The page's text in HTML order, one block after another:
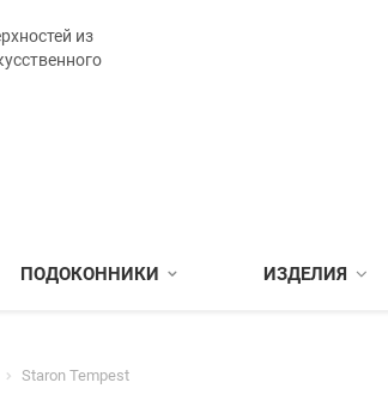
из
ПОДОКОННИКИ ИЗДЕЛИЯ
Staron Tempest